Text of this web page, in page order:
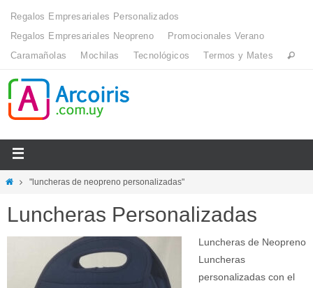
Regalos Empresariales Personalizados
Regalos Empresariales Neopreno
Promocionales Verano
Caramañolas
Mochilas Tecnológicos Termos y Mates
"luncheras de neopreno personalizadas"
Luncheras Personalizadas
Luncheras de Neopreno
Luncheras
personalizadas con el